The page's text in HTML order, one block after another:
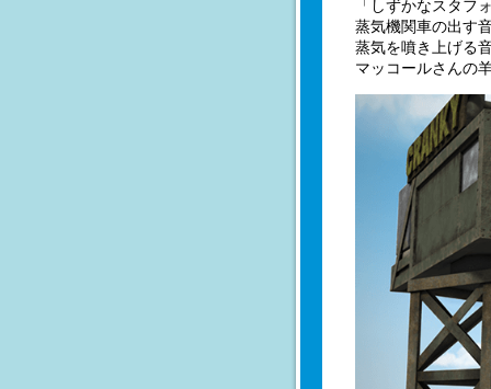
「しずかなスタフ
蒸気機関車の出す
蒸気を噴き上げる
マッコールさんの